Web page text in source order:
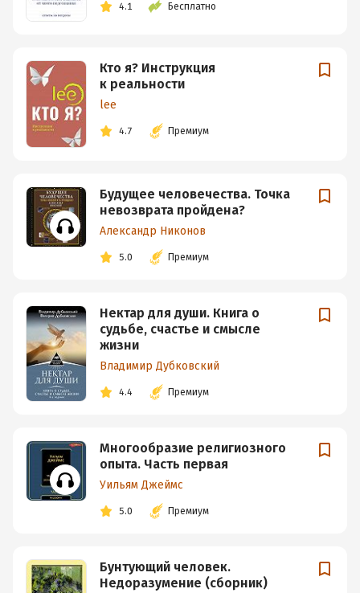
4.1 Бесплатно
Кто я? Инструкция
к реальности
lee
4.7 Премиум
Будущее человечества. Точка
невозврата пройдена?
Александр Никонов
5.0 Премиум
Нектар для души. Книга о
судьбе, счастье и смысле
жизни
Владимир Дубковский
4.4 Премиум
Многообразие религиозного
опыта. Часть первая
Уильям Джеймс
5.0 Премиум
Бунтующий человек.
Недоразумение (сборник)